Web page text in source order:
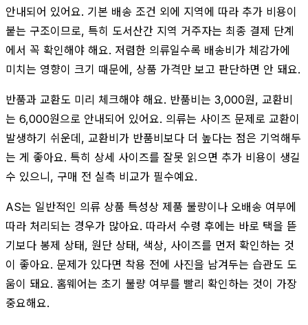
안내되어 있어요. 기본 배송 조건 외에 지역에 따라 추가 비용이
붙는 구조이므로, 특히 도서산간 지역 거주자는 최종 결제 단계
에서 꼭 확인해야 해요. 저렴한 의류일수록 배송비가 체감가에
미치는 영향이 크기 때문에, 상품 가격만 보고 판단하면 안 돼요.
반품과 교환도 미리 체크해야 해요. 반품비는 3,000원, 교환비
는 6,000원으로 안내되어 있어요. 의류는 사이즈 문제로 교환이
발생하기 쉬운데, 교환비가 반품비보다 더 높다는 점은 기억해두
는 게 좋아요. 특히 상세 사이즈를 잘못 읽으면 추가 비용이 생길
수 있으니, 구매 전 실측 비교가 필수예요.
AS는 일반적인 의류 상품 특성상 제품 불량이나 오배송 여부에
따라 처리되는 경우가 많아요. 따라서 수령 후에는 바로 택을 뜯
기보다 봉제 상태, 원단 상태, 색상, 사이즈를 먼저 확인하는 것
이 좋아요. 문제가 있다면 착용 전에 사진을 남겨두는 습관도 도
움이 돼요. 홈웨어는 초기 불량 여부를 빨리 확인하는 것이 가장
중요해요.